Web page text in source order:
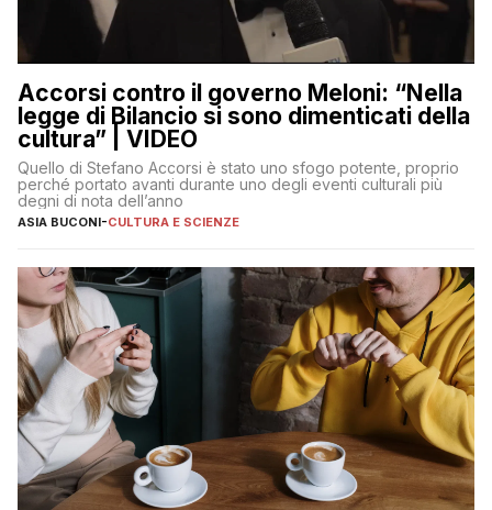
Accorsi contro il governo Meloni: “Nella
legge di Bilancio si sono dimenticati della
cultura” | VIDEO
Quello di Stefano Accorsi è stato uno sfogo potente, proprio
perché portato avanti durante uno degli eventi culturali più
degni di nota dell’anno
ASIA BUCONI-CULTURA E SCIENZE